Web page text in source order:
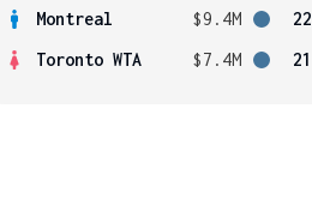
Montreal $9.4M
22
Toronto WTA
$7.4M 21